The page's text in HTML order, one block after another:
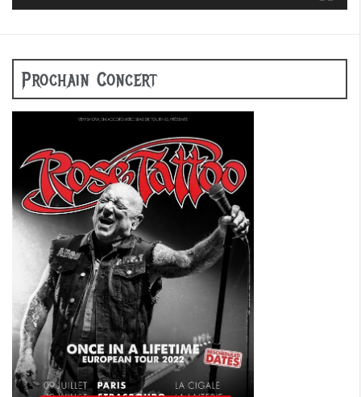
Prochain Concert